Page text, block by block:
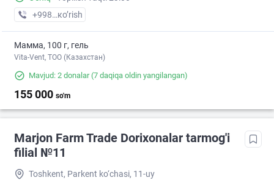
+998 (70) XXX-XX-XX
кo’rish
Мамма, 100 г, гель
Vita-Vent, TOO (Казахстан)
Mavjud: 2 donalar(7 daqiqa oldin yangilangan)
155 000 so'm
Marjon Farm Trade Dorixonalar tarmog'i
filial №11
Toshkent, Parkent ko‘chasi, 11-uy